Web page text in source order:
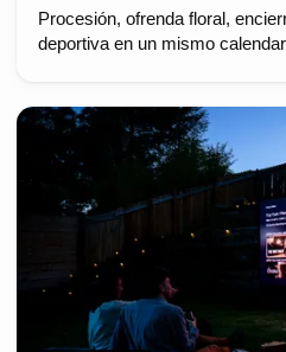
Procesión, ofrenda floral,
deportiva en un mismo